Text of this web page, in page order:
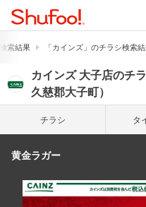
索結果 「カインズ」のチラシ検索
カインズ 大子店のチ
久慈郡大子町）
チラシ タ
黄金ラガー